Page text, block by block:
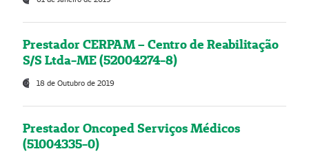
Prestador CERPAM – Centro de Reabilitação
S/S Ltda-ME (52004274-8)
18 de Outubro de 2019
Prestador Oncoped Serviços Médicos
(51004335-0)